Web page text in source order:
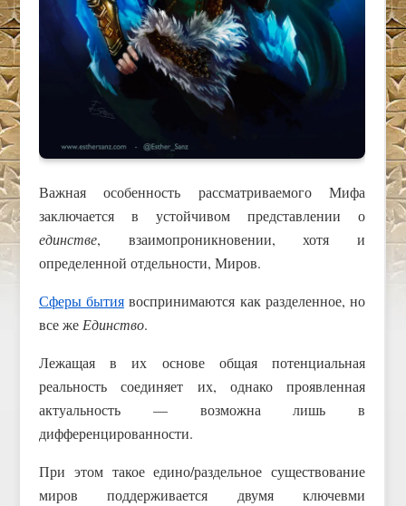
Важная особенность рассматриваемого Мифа
заключается в устойчивом представлении о
единстве, взаимопроникновении, хотя и
определенной отдельности, Миров.
Сферы бытиявоспринимаются как разделенное, но
все жеЕдинство.
Лежащая в их основе общая потенциальная
реальность соединяет их, однако проявленная
актуальность — возможна лишь в
дифференцированности.
При этом такое едино/раздельное существование
миров поддерживается двумя ключевми